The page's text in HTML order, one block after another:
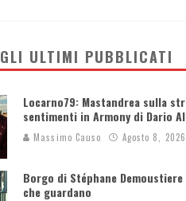
GLI ULTIMI PUBBLICATI
Locarno79: Mastandrea sulla
sentimenti in Armony di Dario
Massimo Causo Agosto 8, 2026
Borgo di Stéphane
che guardano